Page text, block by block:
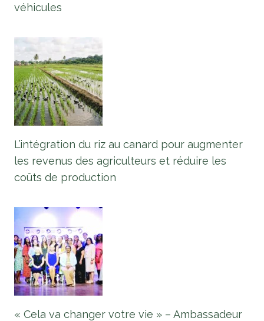
véhicules
L’intégration du riz au canard pour augmenter
les revenus des agriculteurs et réduire les
coûts de production
« Cela va changer votre vie » – Ambassadeur